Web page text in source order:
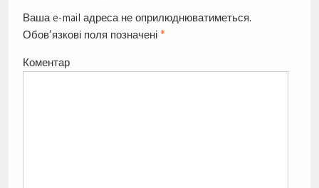
Ваша e-mail адреса не оприлюднюватиметься.
Обов’язкові поля позначені *
Коментар